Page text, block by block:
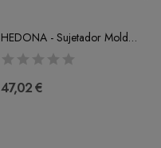
HEDONA - Sujetador Moldeado (B-C-D-E-F)
47,02 €